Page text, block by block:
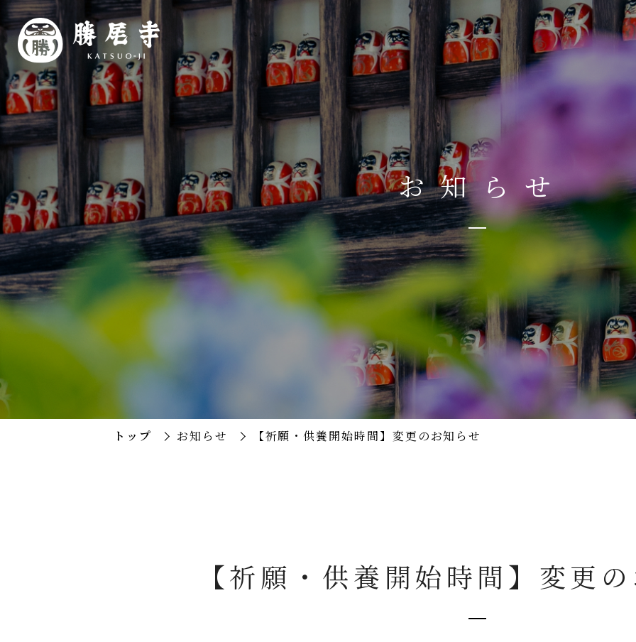
お 知 ら せ
トップ お知らせ 【祈願・供養開始時間】変更のお知らせ
【祈願・供養開始時間】変更